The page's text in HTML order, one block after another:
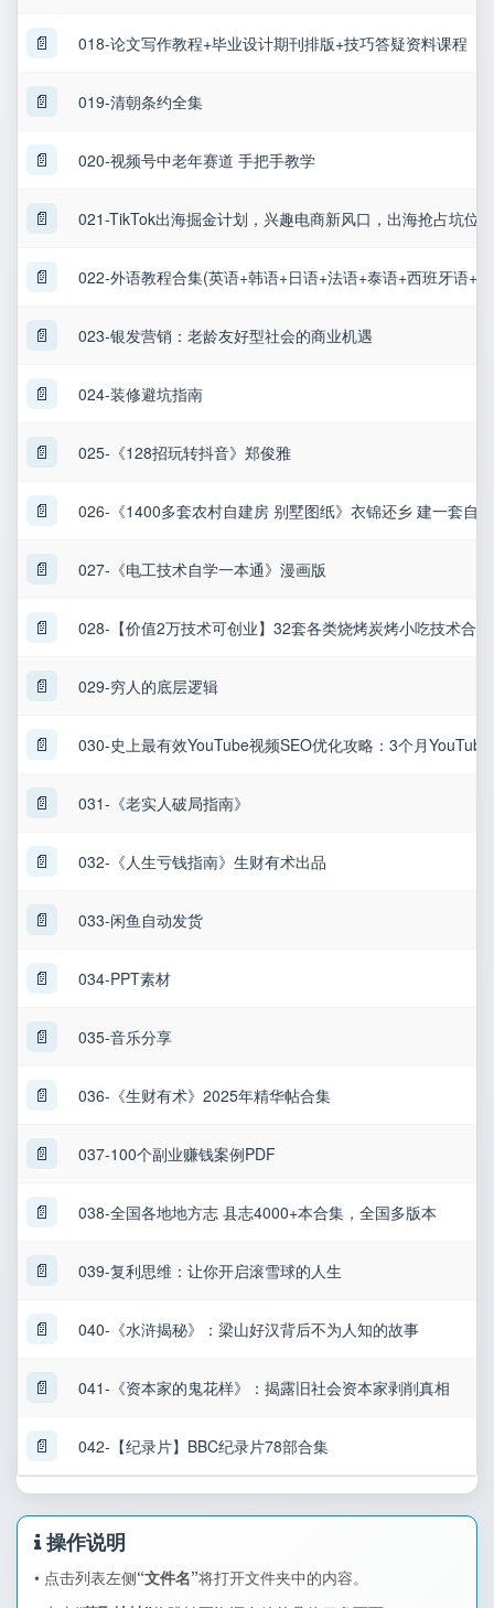
📄 018-论文写作教程+毕业设计期刊排版+技巧答疑资料课程
📄 019-清朝条约全集
📄 020-视频号中老年赛道 手把手教学
📄 021-TikTok出海掘金计划，兴趣电商新风口，出海抢占坑位
📄 022-外语教程合集(英语+韩语+日语+法语+泰语+西班牙语+
📄 023-银发营销：老龄友好型社会的商业机遇
📄 024-装修避坑指南
📄 025-《128招玩转抖音》郑俊雅
📄 026-《1400多套农村自建房 别墅图纸》衣锦还乡 建一套自
📄 027-《电工技术自学一本通》漫画版
📄 028-【价值2万技术可创业】32套各类烧烤炭烤小吃技术合
📄 029-穷人的底层逻辑
📄 030-史上最有效YouTube视频SEO优化攻略：3个月
📄 031-《老实人破局指南》
📄 032-《人生亏钱指南》生财有术出品
📄 033-闲鱼自动发货
📄 034-PPT素材
📄 035-音乐分享
📄 036-《生财有术》2025年精华帖合集
📄 037-100个副业赚钱案例PDF
📄 038-全国各地地方志 县志4000+本合集，全国多版本
📄 039-复利思维：让你开启滚雪球的人生
📄 040-《水浒揭秘》：梁山好汉背后不为人知的故事
📄 041-《资本家的鬼花样》：揭露旧社会资本家剥削真相
📄 042-【纪录片】BBC纪录片78部合集
操作说明
• 点击列表左侧“文件名”将打开文件夹中的内容。